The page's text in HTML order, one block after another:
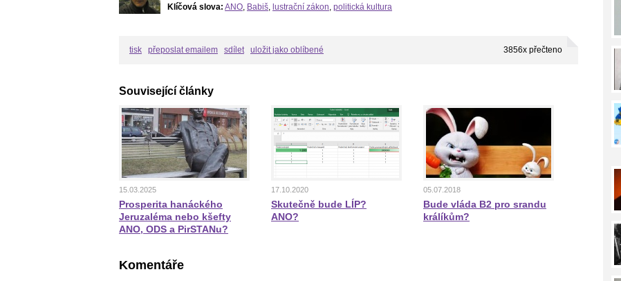
Klíčová slova: ANO Babiš lustrační zákon politická kultura
tisk přeposlat emailem sdílet uložit jako oblíbené 3856x přečteno
Související články
15.03.2025
Prosperita hanáckého
Jeruzaléma nebo kšefty
ANO, ODS a PirSTANu?
17.10.2020
Skutečně bude LÍP?
ANO?
05.07.2018
Bude vláda B2 pro srandu
králíkům?
Komentáře